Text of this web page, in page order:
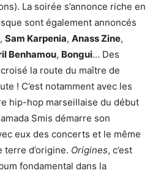
La soirée s’annonce riche en
sont également annoncés
, Sam Karpenia, Anass Zine,
Benhamou, Bongui… Des
la route du maître de
! C’est notamment avec les
hip-hop marseillaise du début
Smis démarre son
eux des concerts et le même
d’origine. Origines, c’est
fondamental dans la